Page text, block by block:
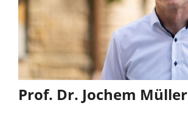
Prof. Dr. Jochem Müller